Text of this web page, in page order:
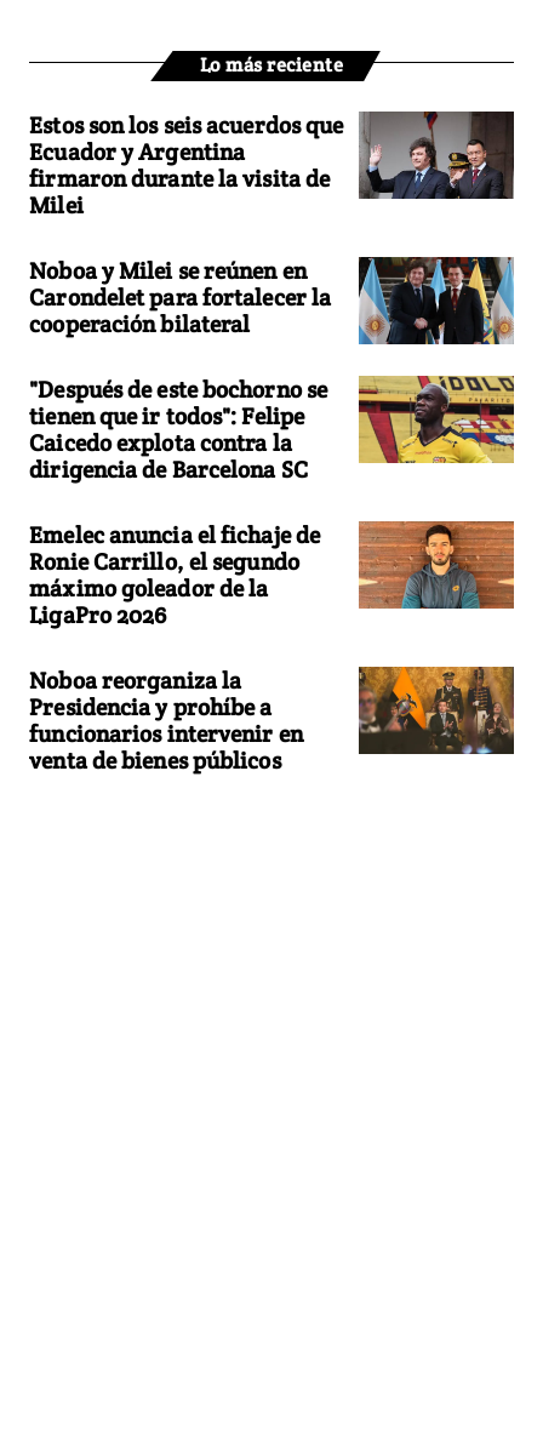
Lo más reciente
Estos son los seis acuerdos que
Ecuador y Argentina
firmaron durante la visita de
Milei
Noboa y Milei se reúnen en
Carondelet para fortalecer la
cooperación bilateral
"Después de este bochorno se
tienen que ir todos": Felipe
Caicedo explota contra la
dirigencia de Barcelona SC
Emelec anuncia el fichaje de
Ronie Carrillo, el segundo
máximo goleador de la
LigaPro 2026
Noboa reorganiza la
Presidencia y prohíbe a
funcionarios intervenir en
venta de bienes públicos